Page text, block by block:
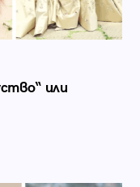
или